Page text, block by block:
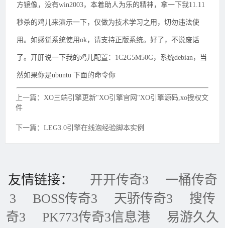
方镜像，没有win2003，本着助人为乐的精神，拿一下我11.11
秒杀的鸡儿来演示一下，仅做为技术学习之用，切勿违法使
用。如感觉系统使用ok，请支持正版系统。好了，不说废话
了。开肝说一下我的鸡儿配置：1C2G5M50G，系统debian，当
然如果你是ubuntu 下面的命令你
上一篇：XO三端引擎更新"XO引擎官网"XO引擎源码,xo授权文
件
下一篇：LEG3.0引擎在线泡经验脚本实例
友情链接： 开开传奇3
一桶传奇
3
BOSS传奇3 天骄传奇3
搜传
奇3
PK773传奇3信息港
易游久久